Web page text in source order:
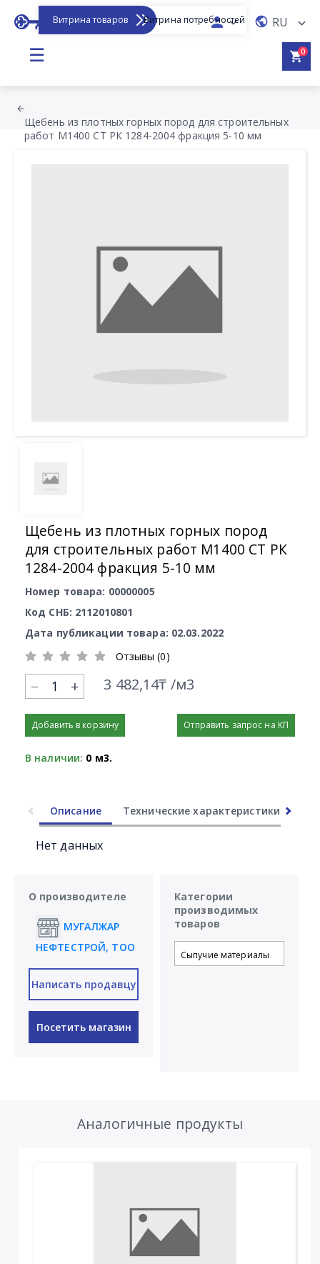
Витрина товаров Витрина потребностей RU
☰ 0
Щебень из плотных горных пород для строительных
работ М1400 СТ РК 1284-2004 фракция 5-10 мм
Щебень из плотных горных пород
для строительных работ М1400 СТ РК
1284-2004 фракция 5-10 мм
Номер товара: 00000005
Код СНБ: 2112010801
Дата публикации товара: 02.03.2022
Отзывы (0)
+ 3 482,14₸ /м3
Добавить в корзину Отправить запрос на КП
В наличии: 0 м3.
Описание Технические характеристики
Нет данных
О производителе
МУГАЛЖАР
НЕФТЕСТРОЙ, ТОО
Написать продавцу
Посетить магазин
Категории
производимых
товаров
Сыпучие материалы
Аналогичные продукты